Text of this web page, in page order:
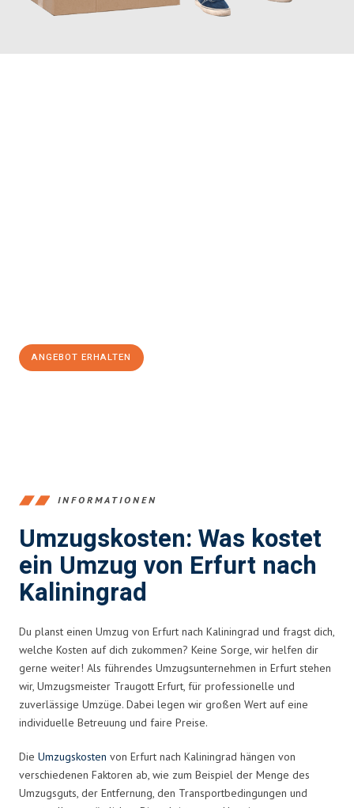
ANGEBOT ERHALTEN
INFORMATIONEN
Umzugskosten: Was kostet
ein Umzug von Erfurt nach
Kaliningrad
Du planst einen Umzug von Erfurt nach Kaliningrad und fragst dich,
welche Kosten auf dich zukommen? Keine Sorge, wir helfen dir
gerne weiter! Als führendes Umzugsunternehmen in Erfurt stehen
wir, Umzugsmeister Traugott Erfurt, für professionelle und
zuverlässige Umzüge. Dabei legen wir großen Wert auf eine
individuelle Betreuung und faire Preise.
Die Umzugskosten von Erfurt nach Kaliningrad hängen von
verschiedenen Faktoren ab, wie zum Beispiel der Menge des
Umzugsguts, der Entfernung, den Transportbedingungen und